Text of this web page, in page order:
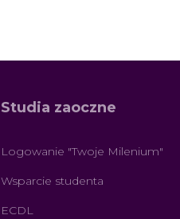
Studia zaoczne
Logowanie "Twoje Milenium"
Wsparcie studenta
ECDL